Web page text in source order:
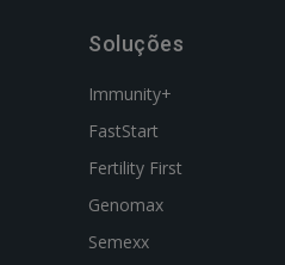
Soluções
Immunity+
FastStart
Fertility First
Genomax
Semexx